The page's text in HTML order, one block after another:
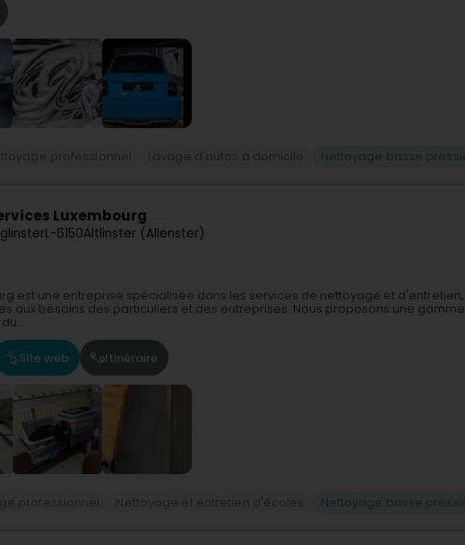
Luxembourg
L-6150Altlinster (Allënster)
est une entreprise spécialisée dans les services de nettoyage et d'entretien,
aux besoins des particuliers et des entreprises. Nous proposons une gamme
Site web Itinéraire